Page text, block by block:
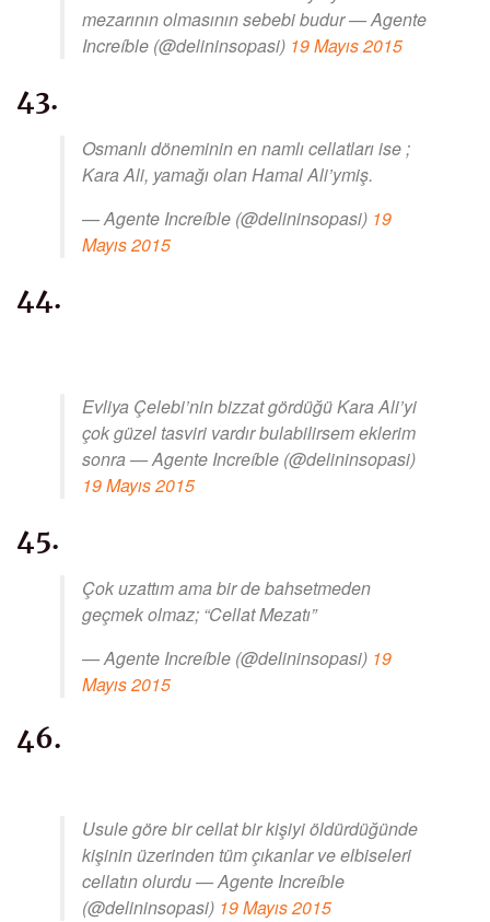
mezarının olmasının sebebi budur — Agente
Increíble (@delininsopasi) 19 Mayıs 2015
43.
Osmanlı döneminin en namlı cellatları ise ;
Kara Ali, yamağı olan Hamal Ali’ymiş.
— Agente Increíble (@delininsopasi) 19
Mayıs 2015
44.
Evliya Çelebi’nin bizzat gördüğü Kara Ali’yi
çok güzel tasviri vardır bulabilirsem eklerim
sonra — Agente Increíble (@delininsopasi)
19 Mayıs 2015
45.
Çok uzattım ama bir de bahsetmeden
geçmek olmaz; “Cellat Mezatı”
— Agente Increíble (@delininsopasi) 19
Mayıs 2015
46.
Usule göre bir cellat bir kişiyi öldürdüğünde
kişinin üzerinden tüm çıkanlar ve elbiseleri
cellatın olurdu — Agente Increíble
(@delininsopasi) 19 Mayıs 2015